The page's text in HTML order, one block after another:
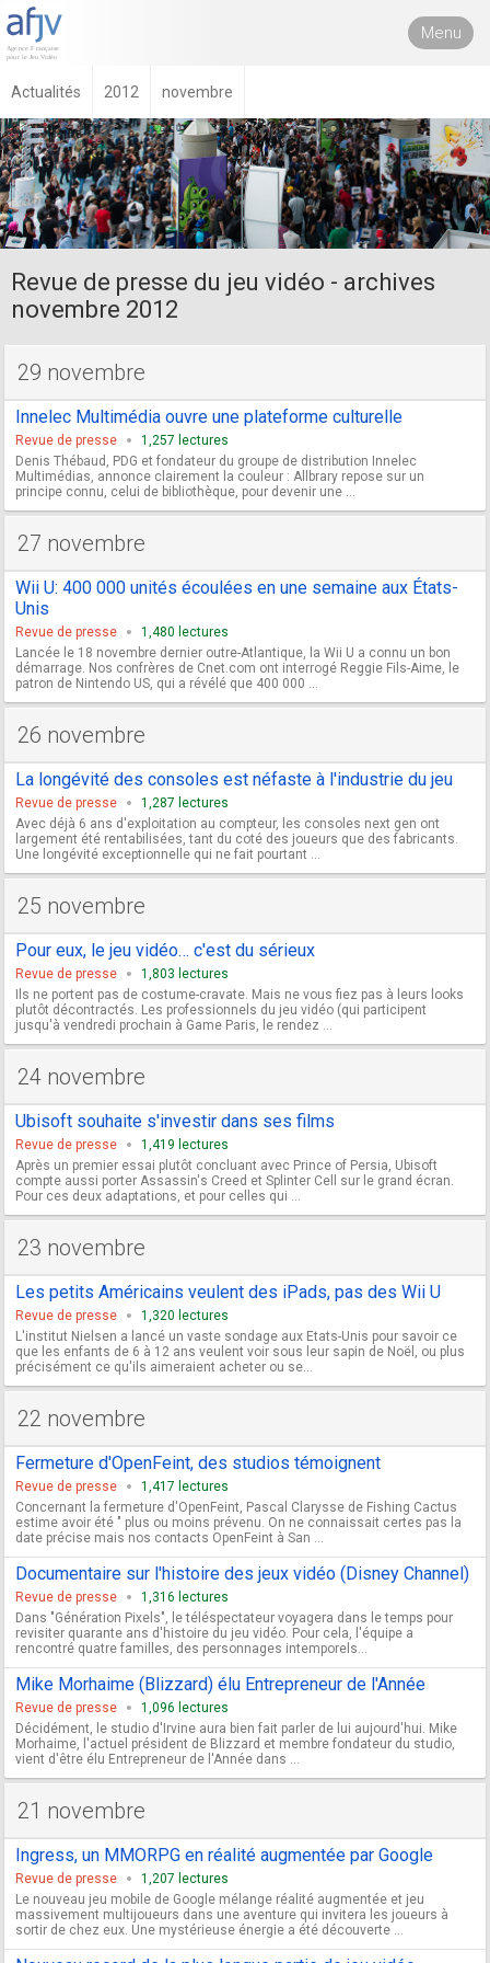
Menu
Actualités 2012 novembre
Revue de presse du jeu vidéo - archives
novembre 2012
29 novembre
Innelec Multimédia ouvre une plateforme culturelle
Revue de presse
1,257 lectures
Denis Thébaud, PDG et fondateur du groupe de distribution Innelec
Multimédias, annonce clairement la couleur : Allbrary repose sur un
principe connu, celui de bibliothèque, pour devenir une ...
27 novembre
Wii U: 400 000 unités écoulées en une semaine aux États-
Unis
Revue de presse
1,480 lectures
Lancée le 18 novembre dernier outre-Atlantique, la Wii U a connu un bon
démarrage. Nos confrères de Cnet.com ont interrogé Reggie Fils-Aime, le
patron de Nintendo US, qui a révélé que 400 000 ...
26 novembre
La longévité des consoles est néfaste à l'industrie du jeu
Revue de presse
1,287 lectures
Avec déjà 6 ans d'exploitation au compteur, les consoles next gen ont
largement été rentabilisées, tant du coté des joueurs que des fabricants.
Une longévité exceptionnelle qui ne fait pourtant ...
25 novembre
Pour eux, le jeu vidéo… c'est du sérieux
Revue de presse
1,803 lectures
Ils ne portent pas de costume-cravate. Mais ne vous fiez pas à leurs looks
plutôt décontractés. Les professionnels du jeu vidéo (qui participent
jusqu'à vendredi prochain à Game Paris, le rendez ...
24 novembre
Ubisoft souhaite s'investir dans ses films
Revue de presse
1,419 lectures
Après un premier essai plutôt concluant avec Prince of Persia, Ubisoft
compte aussi porter Assassin's Creed et Splinter Cell sur le grand écran.
Pour ces deux adaptations, et pour celles qui ...
23 novembre
Les petits Américains veulent des iPads, pas des Wii U
Revue de presse
1,320 lectures
L'institut Nielsen a lancé un vaste sondage aux Etats-Unis pour savoir ce
que les enfants de 6 à 12 ans veulent voir sous leur sapin de Noël, ou plus
précisément ce qu'ils aimeraient acheter ou se...
22 novembre
Fermeture d'OpenFeint, des studios témoignent
Revue de presse
1,417 lectures
Concernant la fermeture d'OpenFeint, Pascal Clarysse de Fishing Cactus
estime avoir été " plus ou moins prévenu. On ne connaissait certes pas la
date précise mais nos contacts OpenFeint à San ...
Documentaire sur l'histoire des jeux vidéo (Disney Channel)
Revue de presse
1,316 lectures
Dans "Génération Pixels", le téléspectateur voyagera dans le temps pour
revisiter quarante ans d'histoire du jeu vidéo. Pour cela, l'équipe a
rencontré quatre familles, des personnages intemporels...
Mike Morhaime (Blizzard) élu Entrepreneur de l'Année
Revue de presse
1,096 lectures
Décidément, le studio d'Irvine aura bien fait parler de lui aujourd'hui. Mike
Morhaime, l'actuel président de Blizzard et membre fondateur du studio,
vient d'être élu Entrepreneur de l'Année dans ...
21 novembre
Ingress, un MMORPG en réalité augmentée par Google
Revue de presse
1,207 lectures
Le nouveau jeu mobile de Google mélange réalité augmentée et jeu
massivement multijoueurs dans une aventure qui invitera les joueurs à
sortir de chez eux. Une mystérieuse énergie a été découverte ...